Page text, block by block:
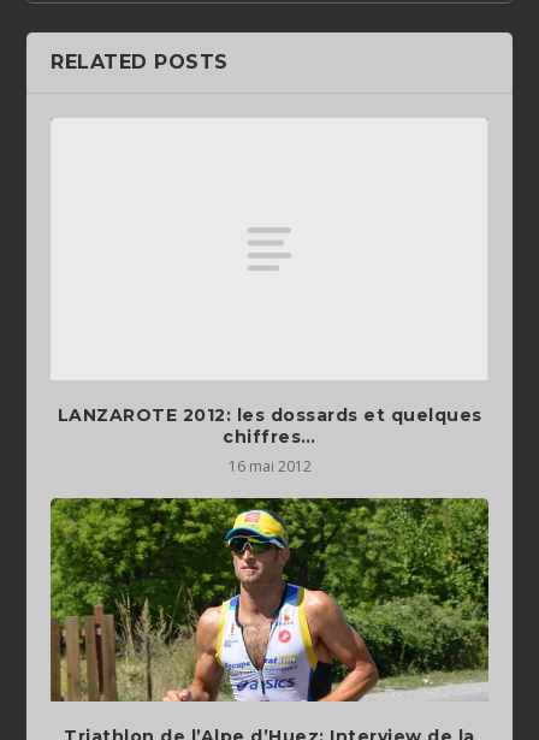
RELATED POSTS
LANZAROTE 2012: les dossards et quelques
chiffres…
16 mai 2012